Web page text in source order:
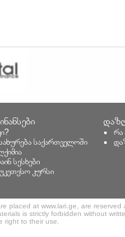
საქართველოში
სესხები
კურსი
რა
placed at www.lari.ge, are
is strictly forbidden without
right to their use.